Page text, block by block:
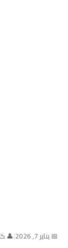
📅 يناير 7, 2026 |
👤